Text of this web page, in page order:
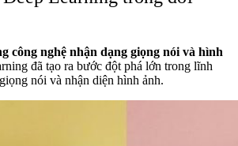
công nghệ nhận dạng giọng nói và hình
đã tạo ra bước đột phá lớn trong lĩnh
nói và nhận diện hình ảnh.